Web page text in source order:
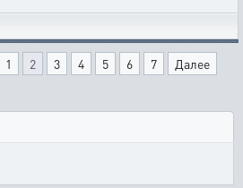
1 2 3 4 5 6 7 Далее